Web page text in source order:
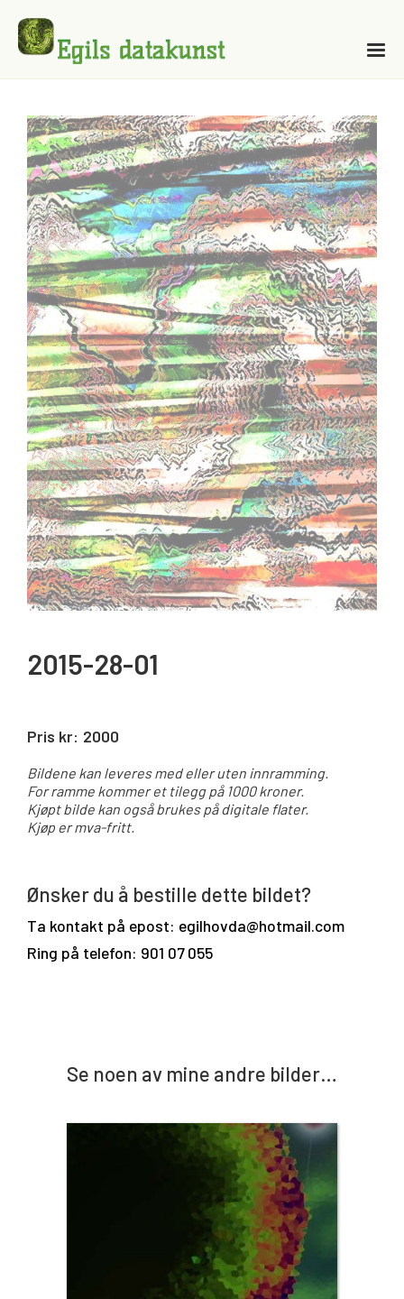
2015-28-01
Pris kr: 2000
Bildene kan leveres med eller uten innramming.
For ramme kommer et tilegg på 1000 kroner.
Kjøpt bilde kan også brukes på digitale flater.
Kjøp er mva-fritt.
Ønsker du å bestille dette bildet?
Ta kontakt på epost: egilhovda@hotmail.com
Ring på telefon: 901 07 055
Se noen av mine andre bilder…